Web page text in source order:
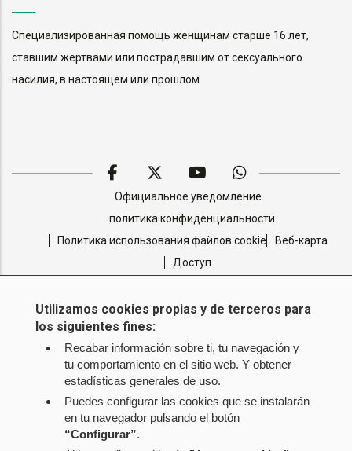
Специализированная помощь женщинам старше 16 лет,
ставшим жертвами или пострадавшим от сексуального
насилия, в настоящем или прошлом.
Facebook Twitter Youtube WhatsApp
Официальное уведомление
политика конфиденциальности
Политика использования файлов cookie
Веб-карта
Доступ
© Copyright Центр комплексной помощи при сексуальном
насилии – Наварра.
Utilizamos cookies propias y de terceros para
los siguientes fines:
Recabar información sobre ti, tu navegación y
tu comportamiento en el sitio web. Y obtener
estadísticas generales de uso.
Puedes configurar las cookies que se instalarán
en tu navegador pulsando el botón
“Configurar”.